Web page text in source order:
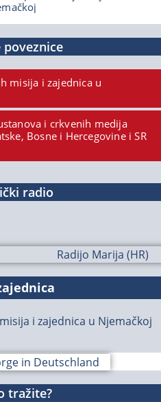
poveznice
misija i zajednica u
i crkvenih medija
Bosne i Hercegovine i SR
radio
i zajednica u Njemačkoj
tražite?